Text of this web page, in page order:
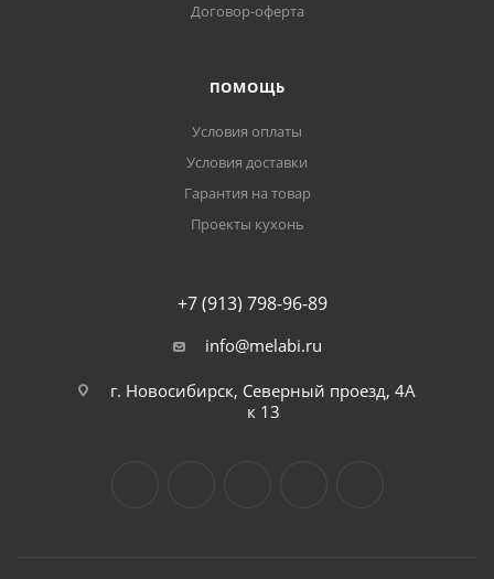
Договор-оферта
ПОМОЩЬ
Условия оплаты
Условия доставки
Гарантия на товар
Проекты кухонь
+7 (913) 798-96-89
info@melabi.ru
г. Новосибирск, Северный проезд, 4А
к 13